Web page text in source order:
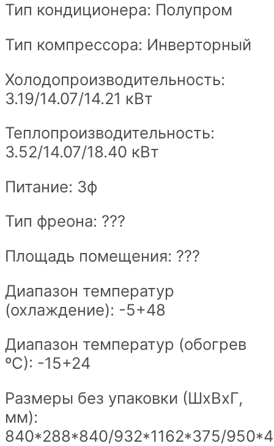
Тип кондиционера: Полупром
Тип компрессора: Инверторный
Холодопроизводительность:
3.19/14.07/14.21 кВт
Теплопроизводительность:
3.52/14.07/18.40 кВт
Питание: 3ф
Тип фреона: ???
Площадь помещения: ???
Диапазон температур
(охлаждение): -5+48
Диапазон температур (обогрев
ºС): -15+24
Размеры без упаковки (ШxВxГ,
мм):
840*288*840/932*1162*375/